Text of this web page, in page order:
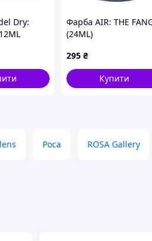
Dry:
Фарба AIR: THE
(24ML)
295 ₴
Купити
Роса ROSA Gallery